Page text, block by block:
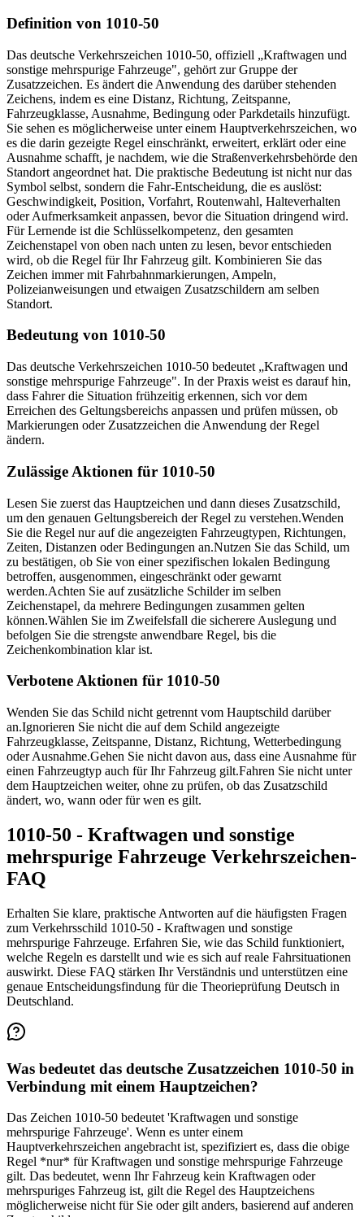
Definition von 1010-50
Das deutsche Verkehrszeichen 1010-50, offiziell „Kraftwagen und
sonstige mehrspurige Fahrzeuge", gehört zur Gruppe der
Zusatzzeichen. Es ändert die Anwendung des darüber stehenden
Zeichens, indem es eine Distanz, Richtung, Zeitspanne,
Fahrzeugklasse, Ausnahme, Bedingung oder Parkdetails hinzufügt.
Sie sehen es möglicherweise unter einem Hauptverkehrszeichen, wo
es die darin gezeigte Regel einschränkt, erweitert, erklärt oder eine
Ausnahme schafft, je nachdem, wie die Straßenverkehrsbehörde den
Standort angeordnet hat. Die praktische Bedeutung ist nicht nur das
Symbol selbst, sondern die Fahr-Entscheidung, die es auslöst:
Geschwindigkeit, Position, Vorfahrt, Routenwahl, Halteverhalten
oder Aufmerksamkeit anpassen, bevor die Situation dringend wird.
Für Lernende ist die Schlüsselkompetenz, den gesamten
Zeichenstapel von oben nach unten zu lesen, bevor entschieden
wird, ob die Regel für Ihr Fahrzeug gilt. Kombinieren Sie das
Zeichen immer mit Fahrbahnmarkierungen, Ampeln,
Polizeianweisungen und etwaigen Zusatzschildern am selben
Standort.
Bedeutung von 1010-50
Das deutsche Verkehrszeichen 1010-50 bedeutet „Kraftwagen und
sonstige mehrspurige Fahrzeuge". In der Praxis weist es darauf hin,
dass Fahrer die Situation frühzeitig erkennen, sich vor dem
Erreichen des Geltungsbereichs anpassen und prüfen müssen, ob
Markierungen oder Zusatzzeichen die Anwendung der Regel
ändern.
Zulässige Aktionen für 1010-50
Lesen Sie zuerst das Hauptzeichen und dann dieses Zusatzschild,
um den genauen Geltungsbereich der Regel zu verstehen.Wenden
Sie die Regel nur auf die angezeigten Fahrzeugtypen, Richtungen,
Zeiten, Distanzen oder Bedingungen an.Nutzen Sie das Schild, um
zu bestätigen, ob Sie von einer spezifischen lokalen Bedingung
betroffen, ausgenommen, eingeschränkt oder gewarnt
werden.Achten Sie auf zusätzliche Schilder im selben
Zeichenstapel, da mehrere Bedingungen zusammen gelten
können.Wählen Sie im Zweifelsfall die sicherere Auslegung und
befolgen Sie die strengste anwendbare Regel, bis die
Zeichenkombination klar ist.
Verbotene Aktionen für 1010-50
Wenden Sie das Schild nicht getrennt vom Hauptschild darüber
an.Ignorieren Sie nicht die auf dem Schild angezeigte
Fahrzeugklasse, Zeitspanne, Distanz, Richtung, Wetterbedingung
oder Ausnahme.Gehen Sie nicht davon aus, dass eine Ausnahme für
einen Fahrzeugtyp auch für Ihr Fahrzeug gilt.Fahren Sie nicht unter
dem Hauptzeichen weiter, ohne zu prüfen, ob das Zusatzschild
ändert, wo, wann oder für wen es gilt.
1010-50 - Kraftwagen und sonstige
mehrspurige Fahrzeuge Verkehrszeichen-
FAQ
Erhalten Sie klare, praktische Antworten auf die häufigsten Fragen
zum Verkehrsschild 1010-50 - Kraftwagen und sonstige
mehrspurige Fahrzeuge. Erfahren Sie, wie das Schild funktioniert,
welche Regeln es darstellt und wie es sich auf reale Fahrsituationen
auswirkt. Diese FAQ stärken Ihr Verständnis und unterstützen eine
genaue Entscheidungsfindung für die Theorieprüfung Deutsch in
Deutschland.
Was bedeutet das deutsche Zusatzzeichen 1010-50 in
Verbindung mit einem Hauptzeichen?
Das Zeichen 1010-50 bedeutet 'Kraftwagen und sonstige
mehrspurige Fahrzeuge'. Wenn es unter einem
Hauptverkehrszeichen angebracht ist, spezifiziert es, dass die obige
Regel *nur* für Kraftwagen und sonstige mehrspurige Fahrzeuge
gilt. Das bedeutet, wenn Ihr Fahrzeug kein Kraftwagen oder
mehrspuriges Fahrzeug ist, gilt die Regel des Hauptzeichens
möglicherweise nicht für Sie oder gilt anders, basierend auf anderen